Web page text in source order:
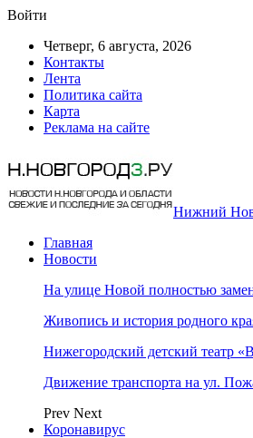
Войти
Четверг, 6 августа, 2026
Контакты
Лента
Политика сайта
Карта
Реклама на сайте
Нижний
Главная
Новости
На улице Новой полностью
Живопись и история родного
Нижегородский детский театр
Движение транспорта на ул.
Prev Next
Коронавирус